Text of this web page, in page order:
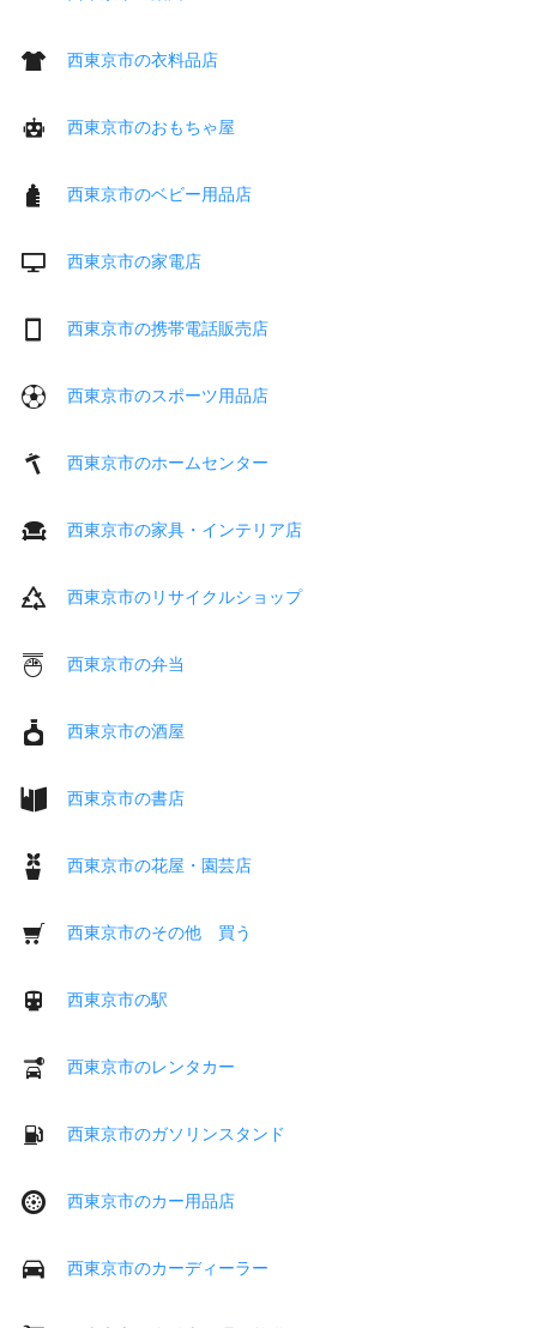
西東京市の衣料品店
西東京市のおもちゃ屋
西東京市のベビー用品店
西東京市の家電店
西東京市の携帯電話販売店
西東京市のスポーツ用品店
西東京市のホームセンター
西東京市の家具・インテリア店
西東京市のリサイクルショップ
西東京市の弁当
西東京市の酒屋
西東京市の書店
西東京市の花屋・園芸店
西東京市のその他 買う
西東京市の駅
西東京市のレンタカー
西東京市のガソリンスタンド
西東京市のカー用品店
西東京市のカーディーラー